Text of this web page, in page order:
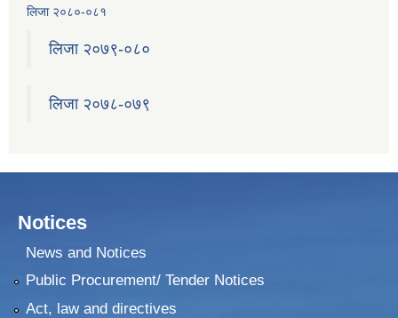
लिजा २०८०-०८१
लिजा २०७९-०८०
लिजा २०७८-०७९
Notices
News and Notices
Public Procurement/ Tender Notices
Act, law and directives